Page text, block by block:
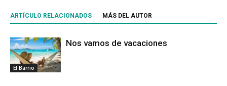
ARTÍCULO RELACIONADOS MÁS DEL AUTOR
El Barrio
Nos vamos de vacaciones